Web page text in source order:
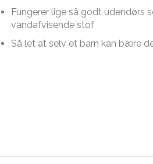
Fungerer lige så godt
vandafvisende stof
Så let at selv et barn kan bære